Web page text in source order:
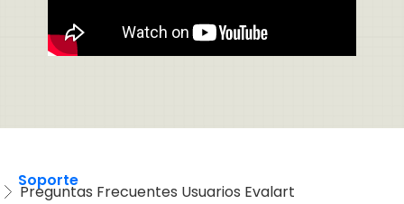
Soporte
Preguntas Frecuentes Usuarios Evalart